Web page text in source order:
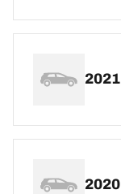
2021
2020